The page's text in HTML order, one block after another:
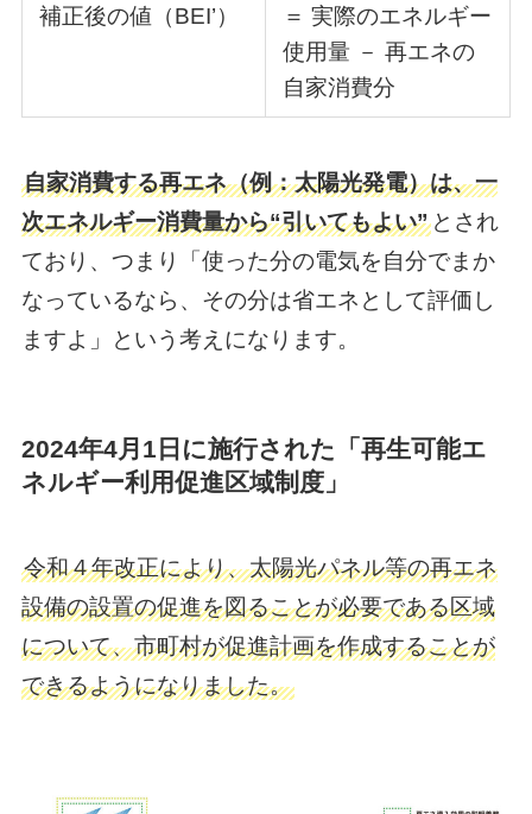
補正後の値（BEI’）
＝ 実際のエネルギー
使用量 － 再エネの
自家消費分
自家消費する再エネ（例：太陽光発電）は、一
次エネルギー消費量から“引いてもよい”とされ
ており、つまり「使った分の電気を自分でまか
なっているなら、その分は省エネとして評価し
ますよ」という考えになります。
2024年4月1日に施行された「再生可能エ
ネルギー利用促進区域制度」
令和４年改正により、太陽光パネル等の再エネ
設備の設置の促進を図ることが必要である区域
について、市町村が促進計画を作成することが
できるようになりました。